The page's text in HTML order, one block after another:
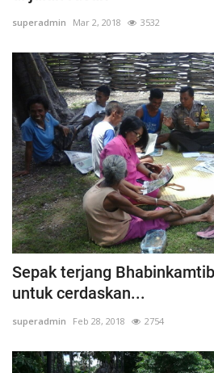
superadmin Mar 2, 2018 3532
Sepak terjang
untuk cerdaskan...
superadmin Feb 28, 2018 2754